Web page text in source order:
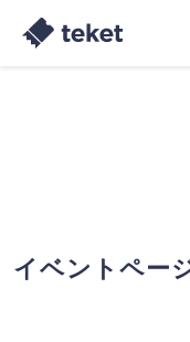
イベントペー